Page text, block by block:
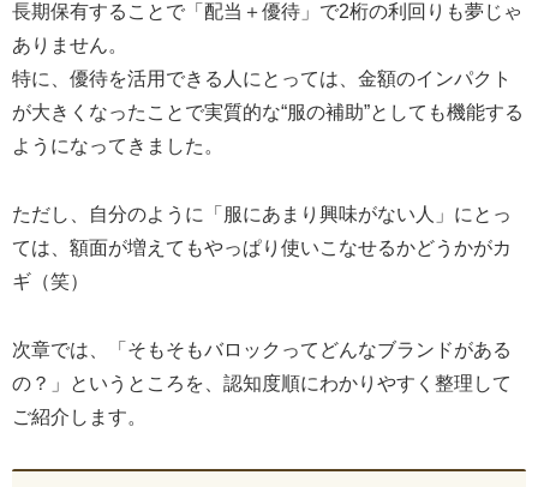
長期保有することで「配当＋優待」で2桁の利回りも夢じゃ
ありません。
特に、優待を活用できる人にとっては、金額のインパクト
が大きくなったことで実質的な“服の補助”としても機能する
ようになってきました。
ただし、自分のように「服にあまり興味がない人」にとっ
ては、額面が増えてもやっぱり使いこなせるかどうかがカ
ギ（笑）
次章では、「そもそもバロックってどんなブランドがある
の？」というところを、認知度順にわかりやすく整理して
ご紹介します。